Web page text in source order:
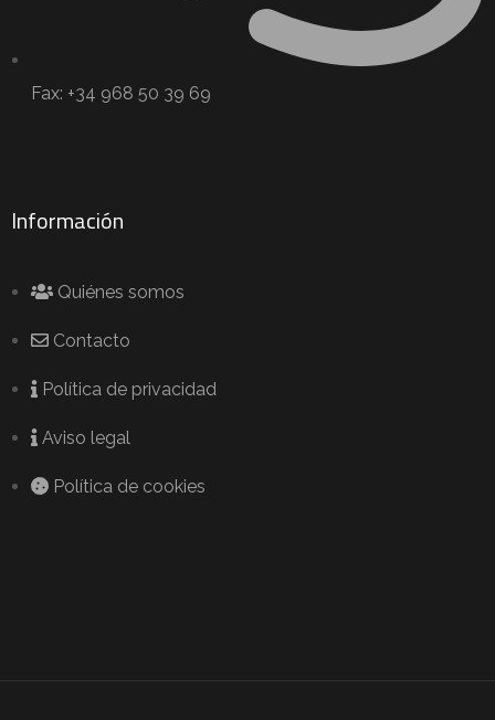
Fax: +34 968 50 39 69
Información
Quiénes somos
Contacto
Política de privacidad
Aviso legal
Política de cookies